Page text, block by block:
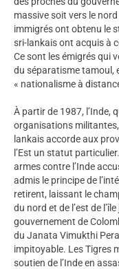
massive soit vers le
immigrés ont obtenu le
sri-lankais ont acquis à
Ce sont les émigrés qui
du séparatisme tamoul,
« nationalisme à
À partir de 1987, l’Inde,
organisations
lankais accorde aux
l’Est un statut
armes contre l’Inde
admis le principe de
retirent, laissant le
du nord et de l’est de
gouvernement de
du Janata Vimukthi
impitoyable. Les Tigres
soutien de l’Inde en